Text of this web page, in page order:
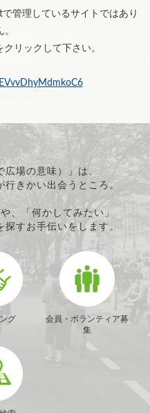
管理しているサイトではあり
。
リックして下さい。
広場の意味）」は、
きかい出会うところ。
、「何かしてみたい」
探すお手伝いをします。
グ
会員・ボランティア募
集